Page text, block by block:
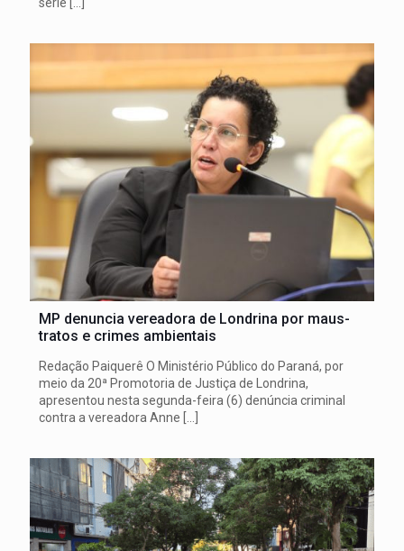
MP denuncia vereadora de Londrina por maus-
tratos e crimes ambientais
Redação Paiquerê O Ministério Público do Paraná, por
meio da 20ª Promotoria de Justiça de Londrina,
apresentou nesta segunda-feira (6) denúncia criminal
contra a vereadora Anne […]